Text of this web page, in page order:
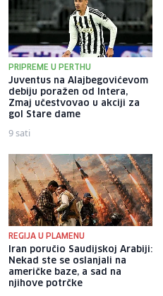
PRIPREME U PERTHU
Juventus na Alajbegovićevom
debiju poražen od Intera,
Zmaj učestvovao u akciji za
gol Stare dame
9 sati
REGIJA U PLAMENU
Iran poručio Saudijskoj Arabiji:
Nekad ste se oslanjali na
američke baze, a sad na
njihove potrčke